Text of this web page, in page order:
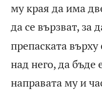
му края да има
да се вързват, за
препаската
над него, да бъде
направата му и